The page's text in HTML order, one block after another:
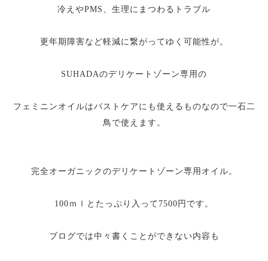
冷えやPMS、生理にまつわるトラブル
更年期障害など軽減に繋がってゆく可能性が。
SUHADAのデリケートゾーン専用の
フェミニンオイルはバストケアにも使えるものなので一石二
鳥で使えます。
完全オーガニックのデリケートゾーン専用オイル。
100ｍｌとたっぷり入って7500円です。
ブログでは中々書くことができない内容も